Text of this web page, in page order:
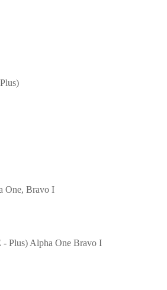
One, Bravo I
Plus) Alpha One Bravo I